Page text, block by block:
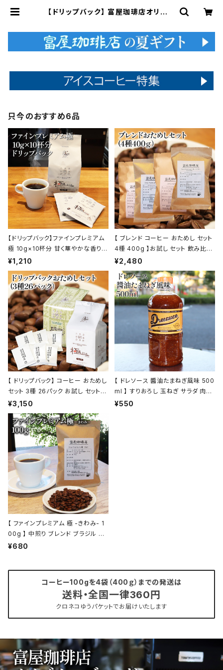
【ドリップバック】 富屋珈琲店オリジナ
只今のおすすめ6品
【ドリップバック】ファインプレミアム
極 10g×10杯分 甘く華やかな香りと
コク トミヤコーヒー 通販 ホテル 旅
館
¥1,210
【 ブレンド コーヒー おためし セット
4種 400g 】お試し セット 飲み比べ
コーヒー トミヤコーヒー 通販
¥2,480
【 ドリップバック】 コーヒー おためし
セット 3種 26パック お試し セット
飲み比べ コーヒー トミヤコーヒー
通販
¥3,150
【 ドレソース 醬油たまねぎ風味 500
ml 】 すりおろし 玉ねぎ サラダ 肉料
理 ドレッシング 万能調味料 お肉の
¥550
【 ファインプレミアム 極 -きわみ- 1
00g 】 中煎り ブレンド ブラジル エ
チオピア他 ドリップ トミヤコーヒー
¥680
コーヒー100gを4袋（400ｇ）までの発送は
送料・全国一律360円
クロネコゆうパケットでお届けいたします